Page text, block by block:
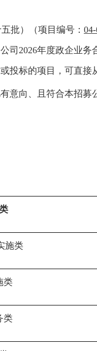
批）（项目编号：
司2026年度政企业务
标的项目，可直接
意向、且符合本招募
施类
类
类